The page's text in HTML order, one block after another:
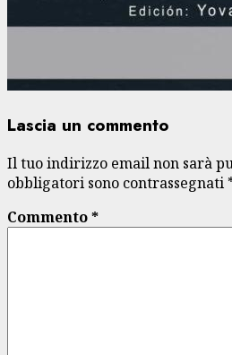
Lascia un commento
Il tuo indirizzo email non sarà
obbligatori sono contrassegnati
Commento*